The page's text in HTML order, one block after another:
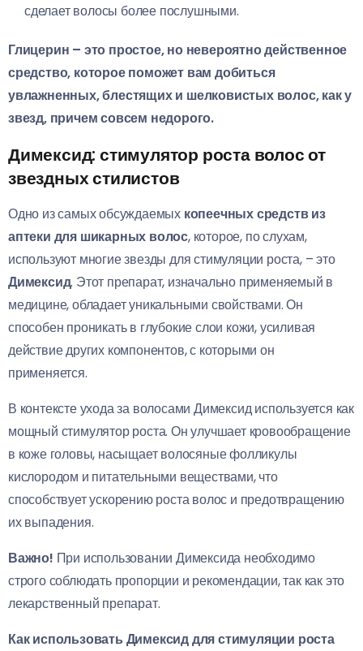
сделает волосы более послушными.
Глицерин – это простое, но невероятно действенное
средство, которое поможет вам добиться
увлажненных, блестящих и шелковистых волос, как у
звезд, причем совсем недорого.
Димексид: стимулятор роста волос от
звездных стилистов
Одно из самых обсуждаемых копеечных средств из
аптеки для шикарных волос, которое, по слухам,
используют многие звезды для стимуляции роста, – это
Димексид. Этот препарат, изначально применяемый в
медицине, обладает уникальными свойствами. Он
способен проникать в глубокие слои кожи, усиливая
действие других компонентов, с которыми он
применяется.
В контексте ухода за волосами Димексид используется как
мощный стимулятор роста. Он улучшает кровообращение
в коже головы, насыщает волосяные фолликулы
кислородом и питательными веществами, что
способствует ускорению роста волос и предотвращению
их выпадения.
Важно! При использовании Димексида необходимо
строго соблюдать пропорции и рекомендации, так как это
лекарственный препарат.
Как использовать Димексид для стимуляции роста